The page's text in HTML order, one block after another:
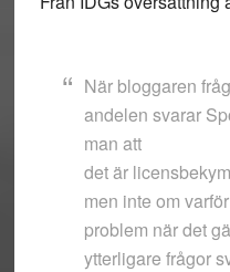
När bloggaren
andelen svarar
man att
det är
men inte om
problem när det
ytterligare frågor